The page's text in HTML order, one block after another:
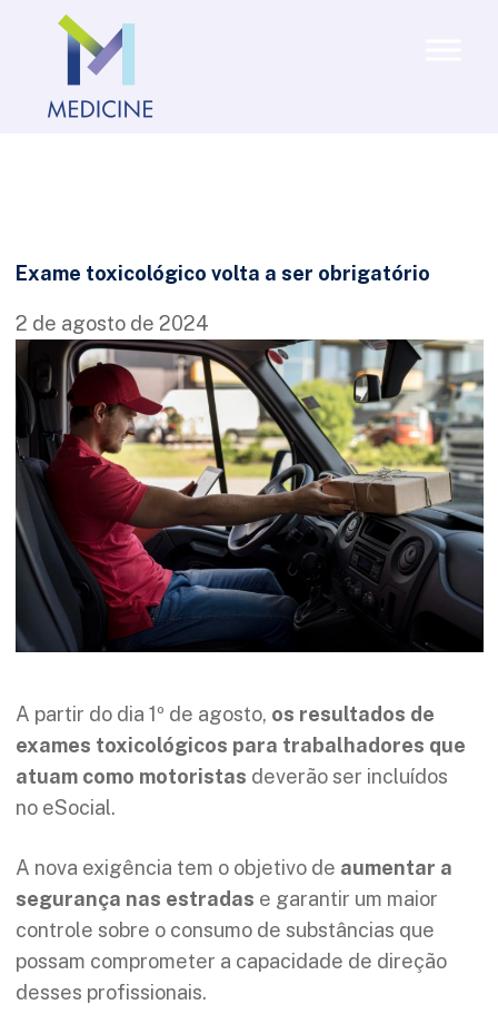
Exame toxicológico volta a ser obrigatório
2 de agosto de 2024
A partir do dia 1º de agosto, os resultados de
exames toxicológicos para trabalhadores que
atuam como motoristas deverão ser incluídos
no eSocial.
A nova exigência tem o objetivo de aumentar a
segurança nas estradas e garantir um maior
controle sobre o consumo de substâncias que
possam comprometer a capacidade de direção
desses profissionais.